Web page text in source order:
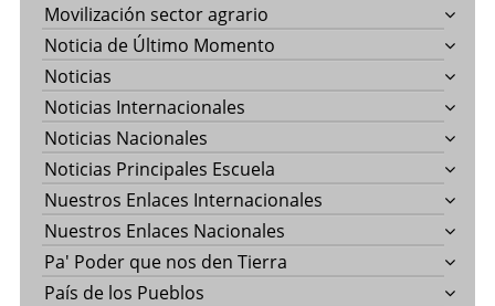
Movilización sector agrario
Noticia de Último Momento
Noticias
Noticias Internacionales
Noticias Nacionales
Noticias Principales Escuela
Nuestros Enlaces Internacionales
Nuestros Enlaces Nacionales
Pa' Poder que nos den Tierra
País de los Pueblos